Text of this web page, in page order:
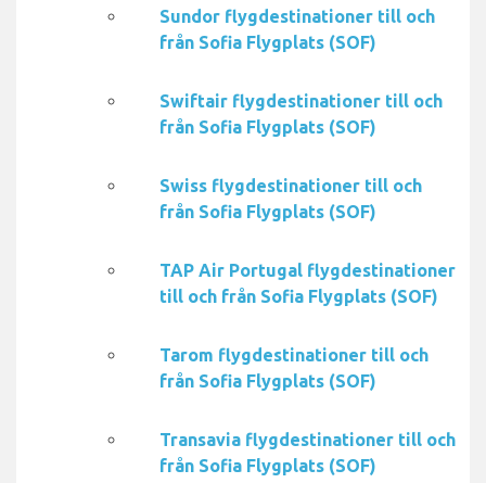
Sundor flygdestinationer till och
från Sofia Flygplats (SOF)
Swiftair flygdestinationer till och
från Sofia Flygplats (SOF)
Swiss flygdestinationer till och
från Sofia Flygplats (SOF)
TAP Air Portugal flygdestinationer
till och från Sofia Flygplats (SOF)
Tarom flygdestinationer till och
från Sofia Flygplats (SOF)
Transavia flygdestinationer till och
från Sofia Flygplats (SOF)